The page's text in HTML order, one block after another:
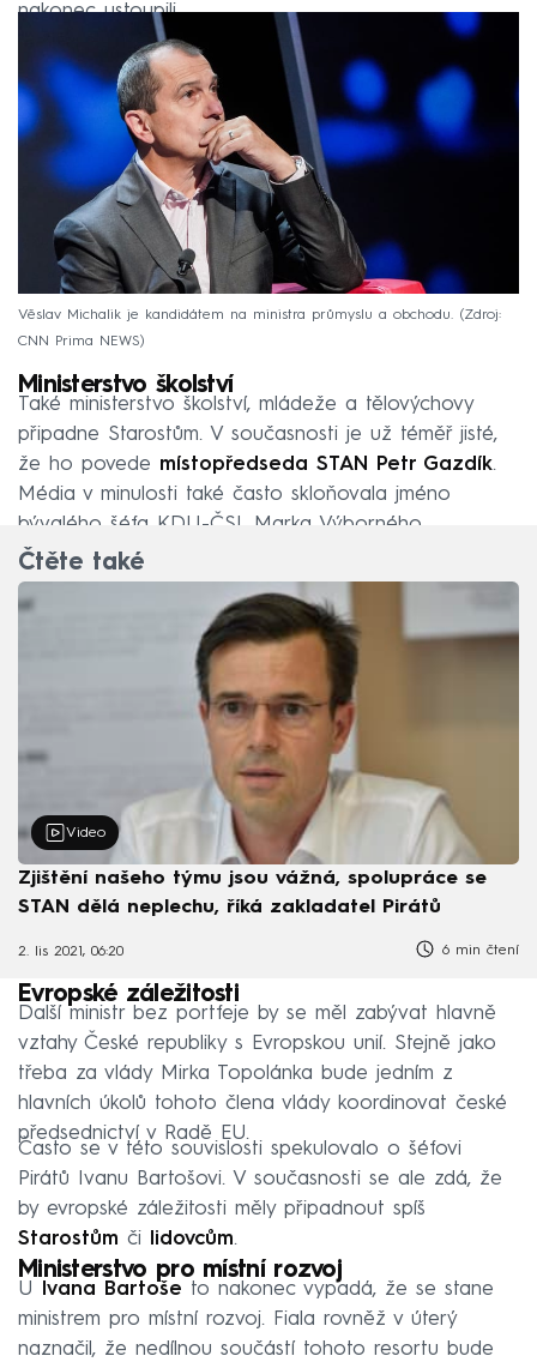
nakonec ustoupili.
Věslav Michalik je kandidátem na ministra průmyslu a obchodu.
Zdroj:
CNN Prima NEWS
Ministerstvo školství
Také ministerstvo školství, mládeže a tělovýchovy
připadne Starostům. V současnosti je už téměř jisté,
že ho povede místopředseda STAN Petr Gazdík.
Média v minulosti také často skloňovala jméno
bývalého šéfa KDU-ČSL Marka Výborného.
Čtěte také
Video
Zjištění našeho týmu jsou vážná, spolupráce se
STAN dělá neplechu, říká zakladatel Pirátů
2. lis 2021, 06:20 6 min čtení
Evropské záležitosti
Další ministr bez portfeje by se měl zabývat hlavně
vztahy České republiky s Evropskou unií. Stejně jako
třeba za vlády Mirka Topolánka bude jedním z
hlavních úkolů tohoto člena vlády koordinovat české
předsednictví v Radě EU.
Často se v této souvislosti spekulovalo o šéfovi
Pirátů Ivanu Bartošovi. V současnosti se ale zdá, že
by evropské záležitosti měly připadnout spíš
Starostům či lidovcům.
Ministerstvo pro místní rozvoj
U Ivana Bartoše to nakonec vypadá, že se stane
ministrem pro místní rozvoj. Fiala rovněž v úterý
naznačil, že nedílnou součástí tohoto resortu bude